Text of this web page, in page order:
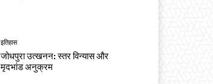
इतिहास
जोधपुरा उत्खनन: स्तर विन्यास और
मृदभांड अनुक्रम